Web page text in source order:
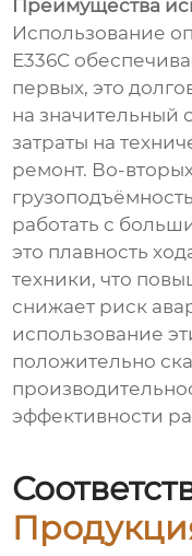
Преимущества
Использование
E336C
первых, это
на значительный
затраты на
ремонт. Во-
работать с
это плавность
техники, что
снижает риск
использование
положительно
эффективности